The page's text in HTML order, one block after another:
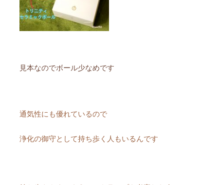
見本なのでボール少なめです
通気性にも優れているので
浄化の御守として持ち歩く人もいるんです